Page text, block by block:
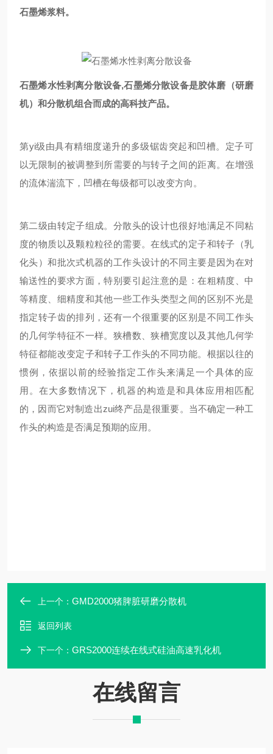
石墨烯浆料。
石墨烯水性剥离分散设备,石墨烯分散设备是胶体磨（研磨
机）和分散机组合而成的高科技产品。
第yi级由具有精细度递升的多级锯齿突起和凹槽。定子可
以无限制的被调整到所需要的与转子之间的距离。在增强
的流体湍流下，凹槽在每级都可以改变方向。
第二级由转定子组成。分散头的设计也很好地满足不同粘
度的物质以及颗粒粒径的需要。在线式的定子和转子（乳
化头）和批次式机器的工作头设计的不同主要是因为在对
输送性的要求方面，特别要引起注意的是：在粗精度、中
等精度、细精度和其他一些工作头类型之间的区别不光是
指定转子齿的排列，还有一个很重要的区别是不同工作头
的几何学特征不一样。狭槽数、狭槽宽度以及其他几何学
特征都能改变定子和转子工作头的不同功能。根据以往的
惯例，依据以前的经验指定工作头来满足一个具体的应
用。在大多数情况下，机器的构造是和具体应用相匹配
的，因而它对制造出zui终产品是很重要。当不确定一种工
作头的构造是否满足预期的应用。
上一个： GMD2000猪脾脏研磨分散机
返回列表
下一个： GRS2000连续在线式硅油高速乳化机
在线留言